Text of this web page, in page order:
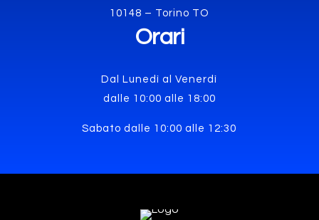
10148 – Torino TO
Orari
Dal Lunedì al Venerdì
dalle 10:00 alle 18:00
Sabato dalle 10:00 alle 12:30